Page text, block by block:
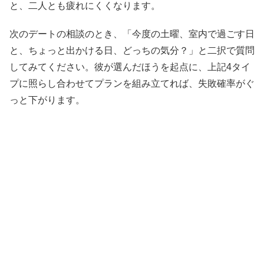
と、二人とも疲れにくくなります。
次のデートの相談のとき、「今度の土曜、室内で過ごす日
と、ちょっと出かける日、どっちの気分？」と二択で質問
してみてください。彼が選んだほうを起点に、上記4タイ
プに照らし合わせてプランを組み立てれば、失敗確率がぐ
っと下がります。